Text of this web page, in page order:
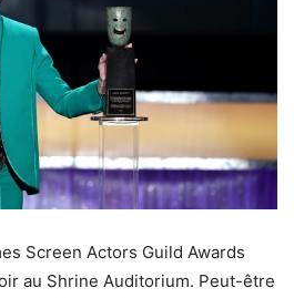
Screen Actors Guild Awards
au Shrine Auditorium. Peut-être